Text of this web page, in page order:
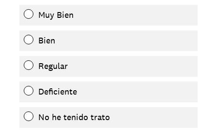
Muy Bien
Bien
Regular
Deficiente
No he tenido trato